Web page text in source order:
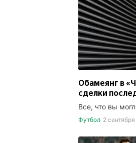
Обамеянг в
сделки
Все, что вы
Футбол 2